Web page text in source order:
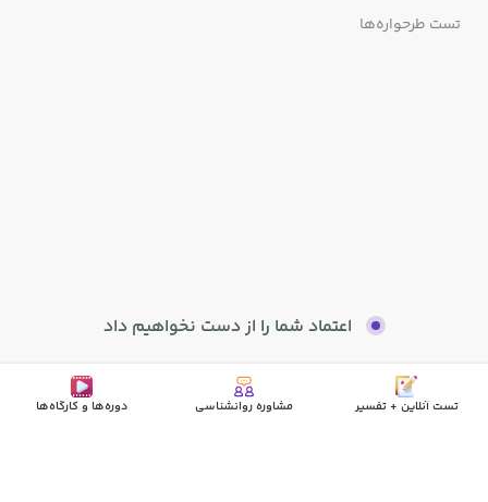
تست طرحواره‌ها
اعتماد شما را از دست نخواهیم داد
تست آنلاین + تفسیر مشاوره روانشناسی دوره‌ها و کارگاه‌ها